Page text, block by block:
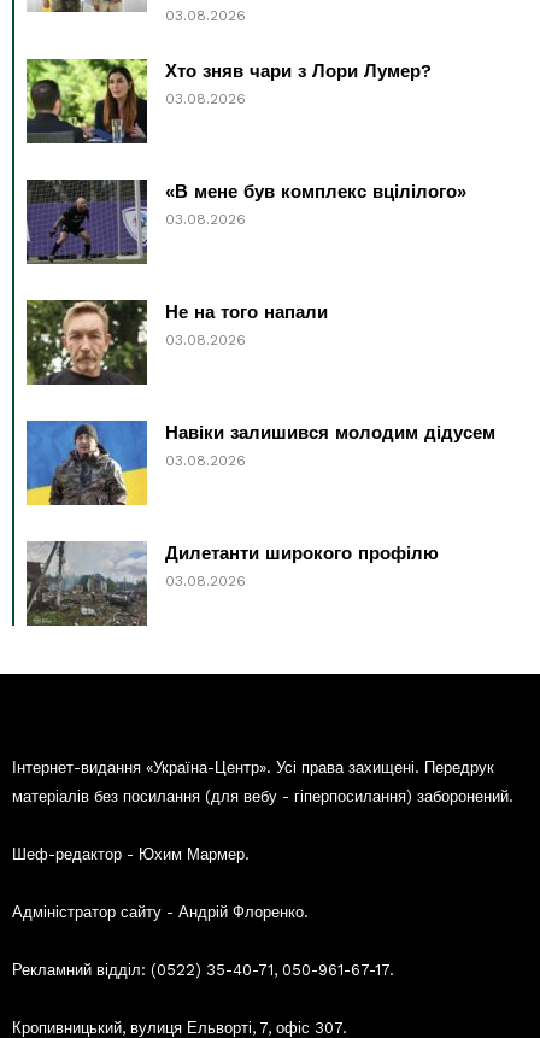
03.08.2026
Хто зняв чари з Лори Лумер?
03.08.2026
«В мене був комплекс вцілілого»
03.08.2026
Не на того напали
03.08.2026
Навіки залишився молодим дідусем
03.08.2026
Дилетанти широкого профілю
03.08.2026
Інтернет-видання «Україна-Центр». Усі права захищені. Передрук
матеріалів без посилання (для вебу - гіперпосилання) заборонений.
Шеф-редактор - Юхим Мармер.
Адміністратор сайту - Андрій Флоренко.
Рекламний відділ: (0522) 35-40-71, 050-961-67-17.
Кропивницький, вулиця Ельворті, 7, офіс 307.